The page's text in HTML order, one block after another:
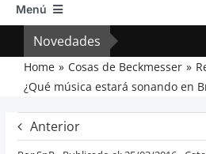
Menú
Inicio
Actual
Artículos
Crítica
Previos de ópera
Novedades
Home Cosas de Beckmesser
¿Qué música estará sonando en
Anterior